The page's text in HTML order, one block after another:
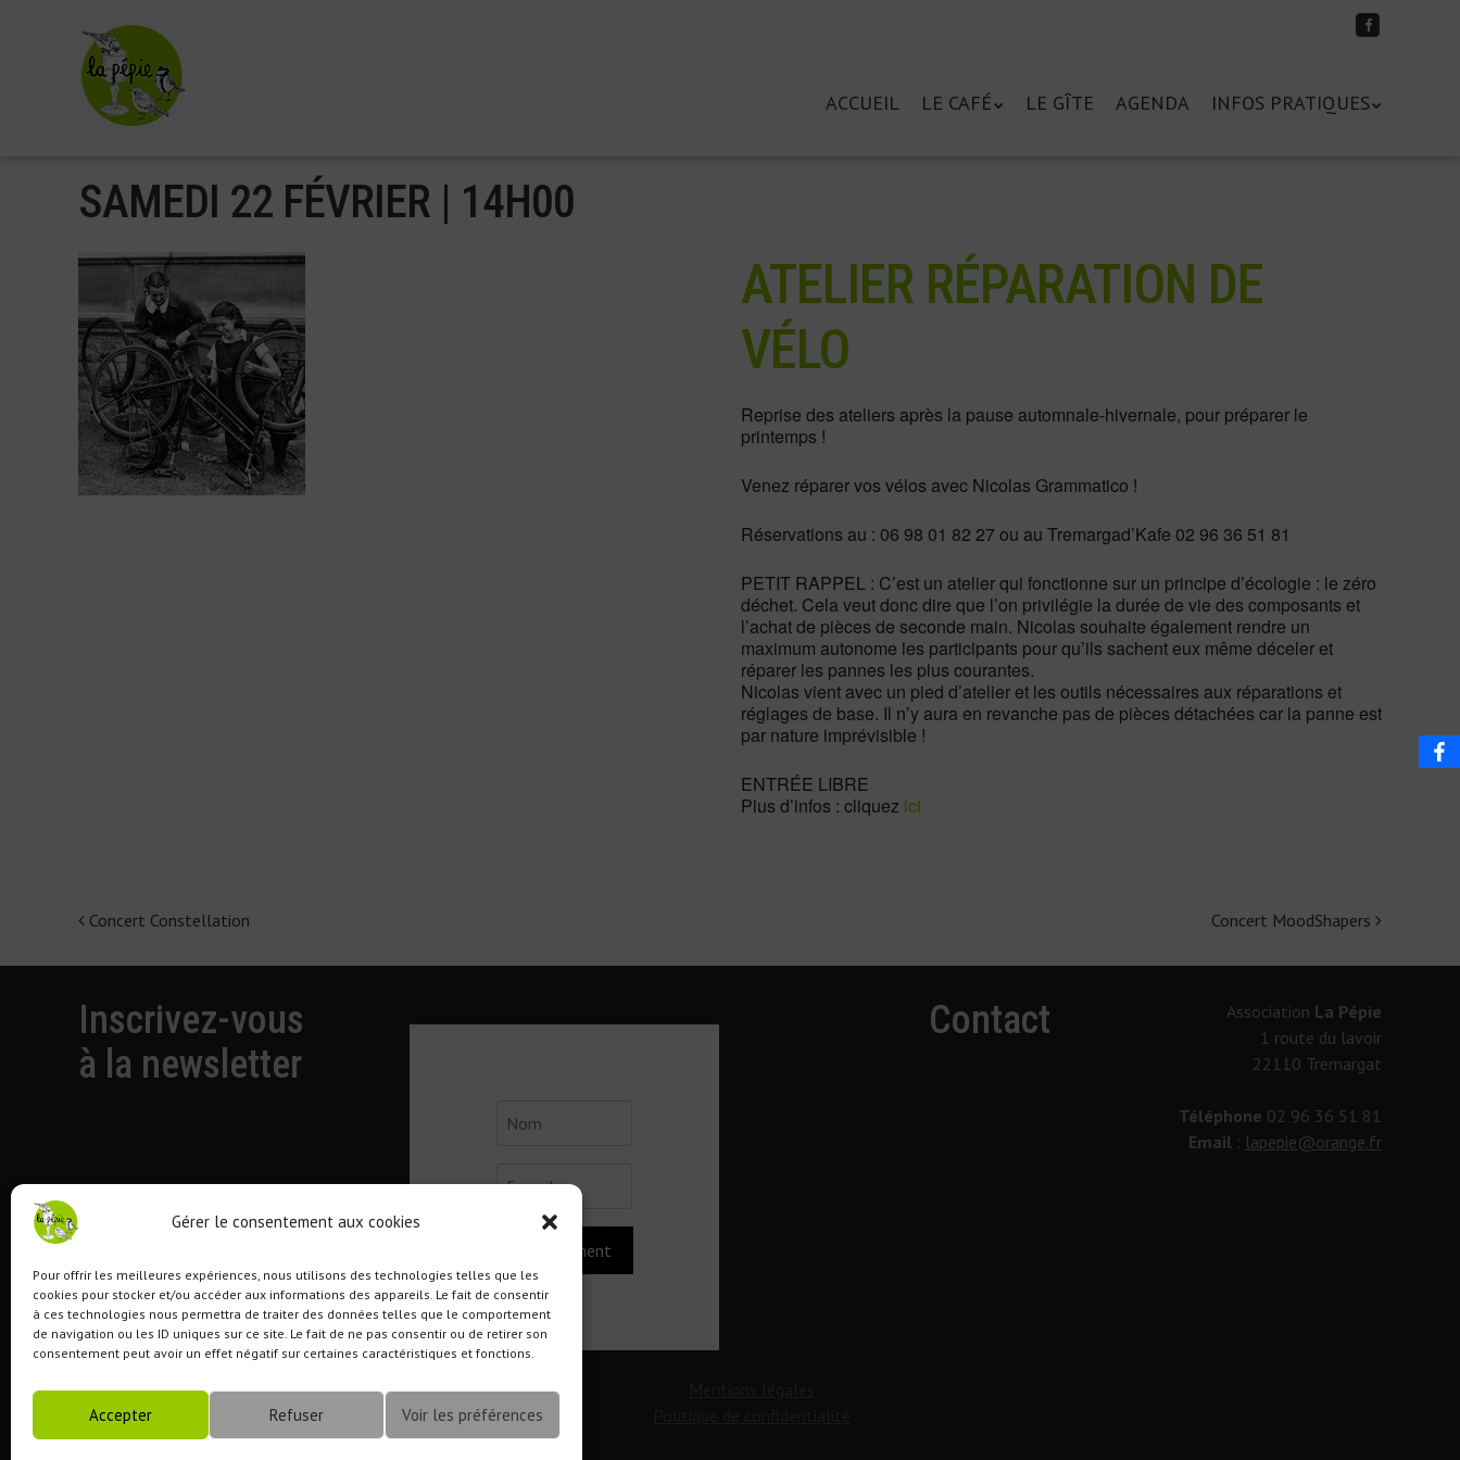
Gérer le consentement aux cookies
Pour offrir les meilleures expériences, nous utilisons des technologies telles que les
cookies pour stocker et/ou accéder aux informations des appareils. Le fait de consentir
à ces technologies nous permettra de traiter des données telles que le comportement
de navigation ou les ID uniques sur ce site. Le fait de ne pas consentir ou de retirer son
consentement peut avoir un effet négatif sur certaines caractéristiques et fonctions.
Accepter Refuser Voir les préférences
Menu
AllerACCUEIL LE CAFÉ LE GÎTE AGENDA INFOS PRATIQUES
SAMEDI 22 FÉVRIER | 14H00
ATELIER RÉPARATION DE
VÉLO
Reprise des ateliers après la pause automnale-hivernale, pour préparer le
printemps !
Venez réparer vos vélos avec Nicolas Grammatico !
Réservations au : 06 98 01 82 27 ou au Tremargad’Kafe 02 96 36 51 81
PETIT RAPPEL : C’est un atelier qui fonctionne sur un principe d’écologie : le zéro
déchet. Cela veut donc dire que l’on privilégie la durée de vie des composants et
l’achat de pièces de seconde main. Nicolas souhaite également rendre un
maximum autonome les participants pour qu’ils sachent eux même déceler et
réparer les pannes les plus courantes.
Nicolas vient avec un pied d’atelier et les outils nécessaires aux réparations et
réglages de base. Il n’y aura en revanche pas de pièces détachées car la panne est
par nature imprévisible !
ENTRÉE LIBRE
Plus d’infos : cliquez ici
Navigation
de
l'article
Concert Constellation Concert MoodShapers
Inscrivez-vous
à la newsletter
Abonnement
Contact Association La Pépie
1 route du lavoir
22110 Tremargat
Téléphone 02 96 36 51 81
Email : lapepie@orange.fr